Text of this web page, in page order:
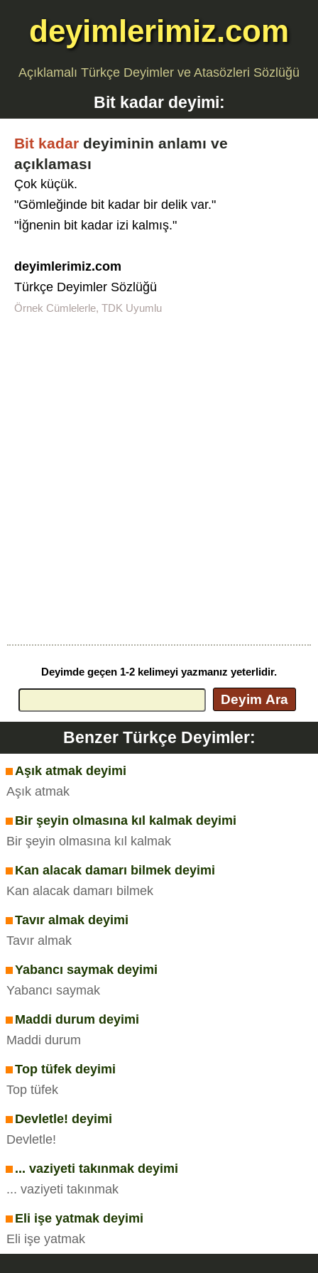
deyimlerimiz.com
Açıklamalı Türkçe Deyimler ve Atasözleri Sözlüğü
Bit kadardeyimi:
Bit kadar deyiminin anlamı ve
açıklaması
Çok küçük.
"Gömleğinde bit kadar bir delik var."
"İğnenin bit kadar izi kalmış."
deyimlerimiz.com
Türkçe Deyimler Sözlüğü
Örnek Cümlelerle, TDK Uyumlu
Deyimde geçen 1-2 kelimeyi yazmanız yeterlidir.
Deyim Ara
Benzer Türkçe Deyimler:
Aşık atmak deyimi
Aşık atmak
Bir şeyin olmasına kıl kalmak deyimi
Bir şeyin olmasına kıl kalmak
Kan alacak damarı bilmek deyimi
Kan alacak damarı bilmek
Tavır almak deyimi
Tavır almak
Yabancı saymak deyimi
Yabancı saymak
Maddi durum deyimi
Maddi durum
Top tüfek deyimi
Top tüfek
Devletle! deyimi
Devletle!
... vaziyeti takınmak deyimi
... vaziyeti takınmak
Eli işe yatmak deyimi
Eli işe yatmak